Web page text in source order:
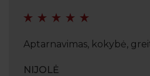
Aptarnavimas, kokybė,
NIJOLĖ